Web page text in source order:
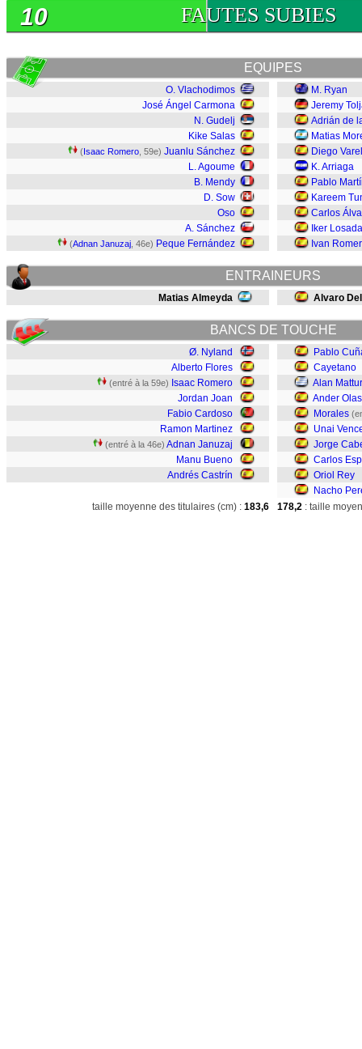
FAUTES SUBIES
10
EQUIPES
O. Vlachodimos
José Ángel Carmona
N. Gudelj
Kike Salas
(Isaac Romero , 59e) Juanlu Sánchez
L. Agoume
B. Mendy
D. Sow
Oso
A. Sánchez
(Adnan Januzaj , 46e) Peque Fernández
M. Ryan
Jeremy
Adrián de
Matias
Diego
K. Arriaga
Pablo
Kareem
Carlos
Iker Losada
Ivan
ENTRAINEURS
Matias Almeyda Alvaro
BANCS DE TOUCHE
Ø. Nyland
Alberto Flores
(entré à la 59e) Isaac Romero
Jordan Joan
Fabio Cardoso
Ramon Martinez
(entré à la 46e) Adnan Januzaj
Manu Bueno
Andrés Castrín
Pablo
Cayetano
Alan
Ander
Morales
Unai
Jorge
Carlos
Oriol Rey
Nacho
taille moyenne des titulaires (cm) : 183,6 178,2 : taille